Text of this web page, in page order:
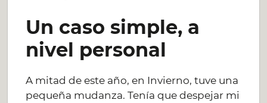
Un caso simple, a
nivel personal
A mitad de este año, en Invierno, tuve una
pequeña mudanza. Tenía que despejar mi